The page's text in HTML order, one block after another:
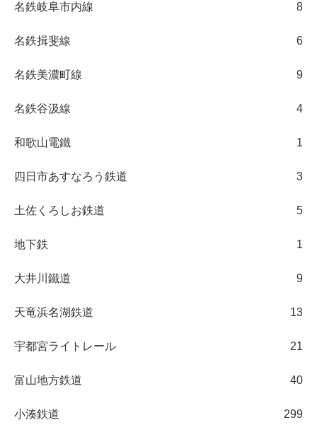
名鉄岐阜市内線 8
名鉄揖斐線 6
名鉄美濃町線 9
名鉄谷汲線 4
和歌山電鐵 1
四日市あすなろう鉄道 3
土佐くろしお鉄道 5
地下鉄 1
大井川鐵道 9
天竜浜名湖鉄道 13
宇都宮ライトレール 21
富山地方鉄道 40
小湊鉄道 299